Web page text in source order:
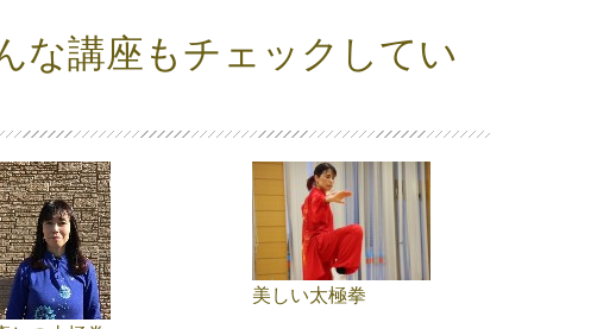
な講座もチェックしてい
美しい太極拳